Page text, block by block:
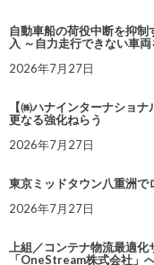
自動車船の荷役中断を抑
入 ～自力走行できない車
2026年7月27日
【㈱ハナインターナショ
更なる強化ねらう
2026年7月27日
東京ミッドタウン八重洲
2026年7月27日
上組／コンテナ物流最適
「OneStream株式会社」